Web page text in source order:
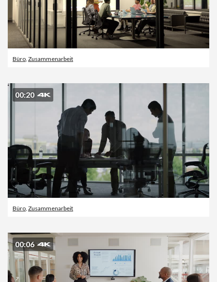
Büro Zusammenarbeit
00:20
Büro Zusammenarbeit
00:06